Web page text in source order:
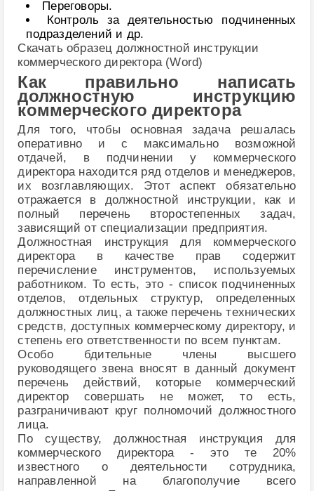
Переговоры.
Контроль за деятельностью подчиненных
подразделений и др.
Скачать образец должностной инструкции
коммерческого директора (Word)
Как правильно написать
должностную инструкцию
коммерческого директора
Для того, чтобы основная задача решалась
оперативно и с максимально возможной
отдачей, в подчинении у коммерческого
директора находится ряд отделов и менеджеров,
их возглавляющих. Этот аспект обязательно
отражается в должностной инструкции, как и
полный перечень второстепенных задач,
зависящий от специализации предприятия.
Должностная инструкция для коммерческого
директора в качестве прав содержит
перечисление инструментов, используемых
работником. То есть, это - список подчиненных
отделов, отдельных структур, определенных
должностных лиц, а также перечень технических
средств, доступных коммерческому директору, и
степень его ответственности по всем пунктам.
Особо бдительные члены высшего
руководящего звена вносят в данный документ
перечень действий, которые коммерческий
директор совершать не может, то есть,
разграничивают круг полномочий должностного
лица.
По существу, должностная инструкция для
коммерческого директора - это те 20%
известного о деятельности сотрудника,
направленной на благополучие всего